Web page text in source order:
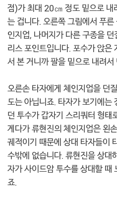
점)가 최대 20㎝ 정도 밑으로 내
는 겁니다. 오른쪽 그림에서 푸른
인지업, 나머지가 다른 구종을 던
리스 포인트입니다. 포수가 앉은
서 본 거니까 팔을 밑으로 내려서
오른손 타자에게 체인지업을 던
도는 아닙니죠. 타자가 보기에는
던 투수가 갑자기 스리쿼터 형태
게다가 류현진의 체인지업은 왼
궤적이기 때문에 상대 타자들이
수밖에 없습니다. 류현진을 상대
자가 사이드암 투수를 상대할 때
죠.